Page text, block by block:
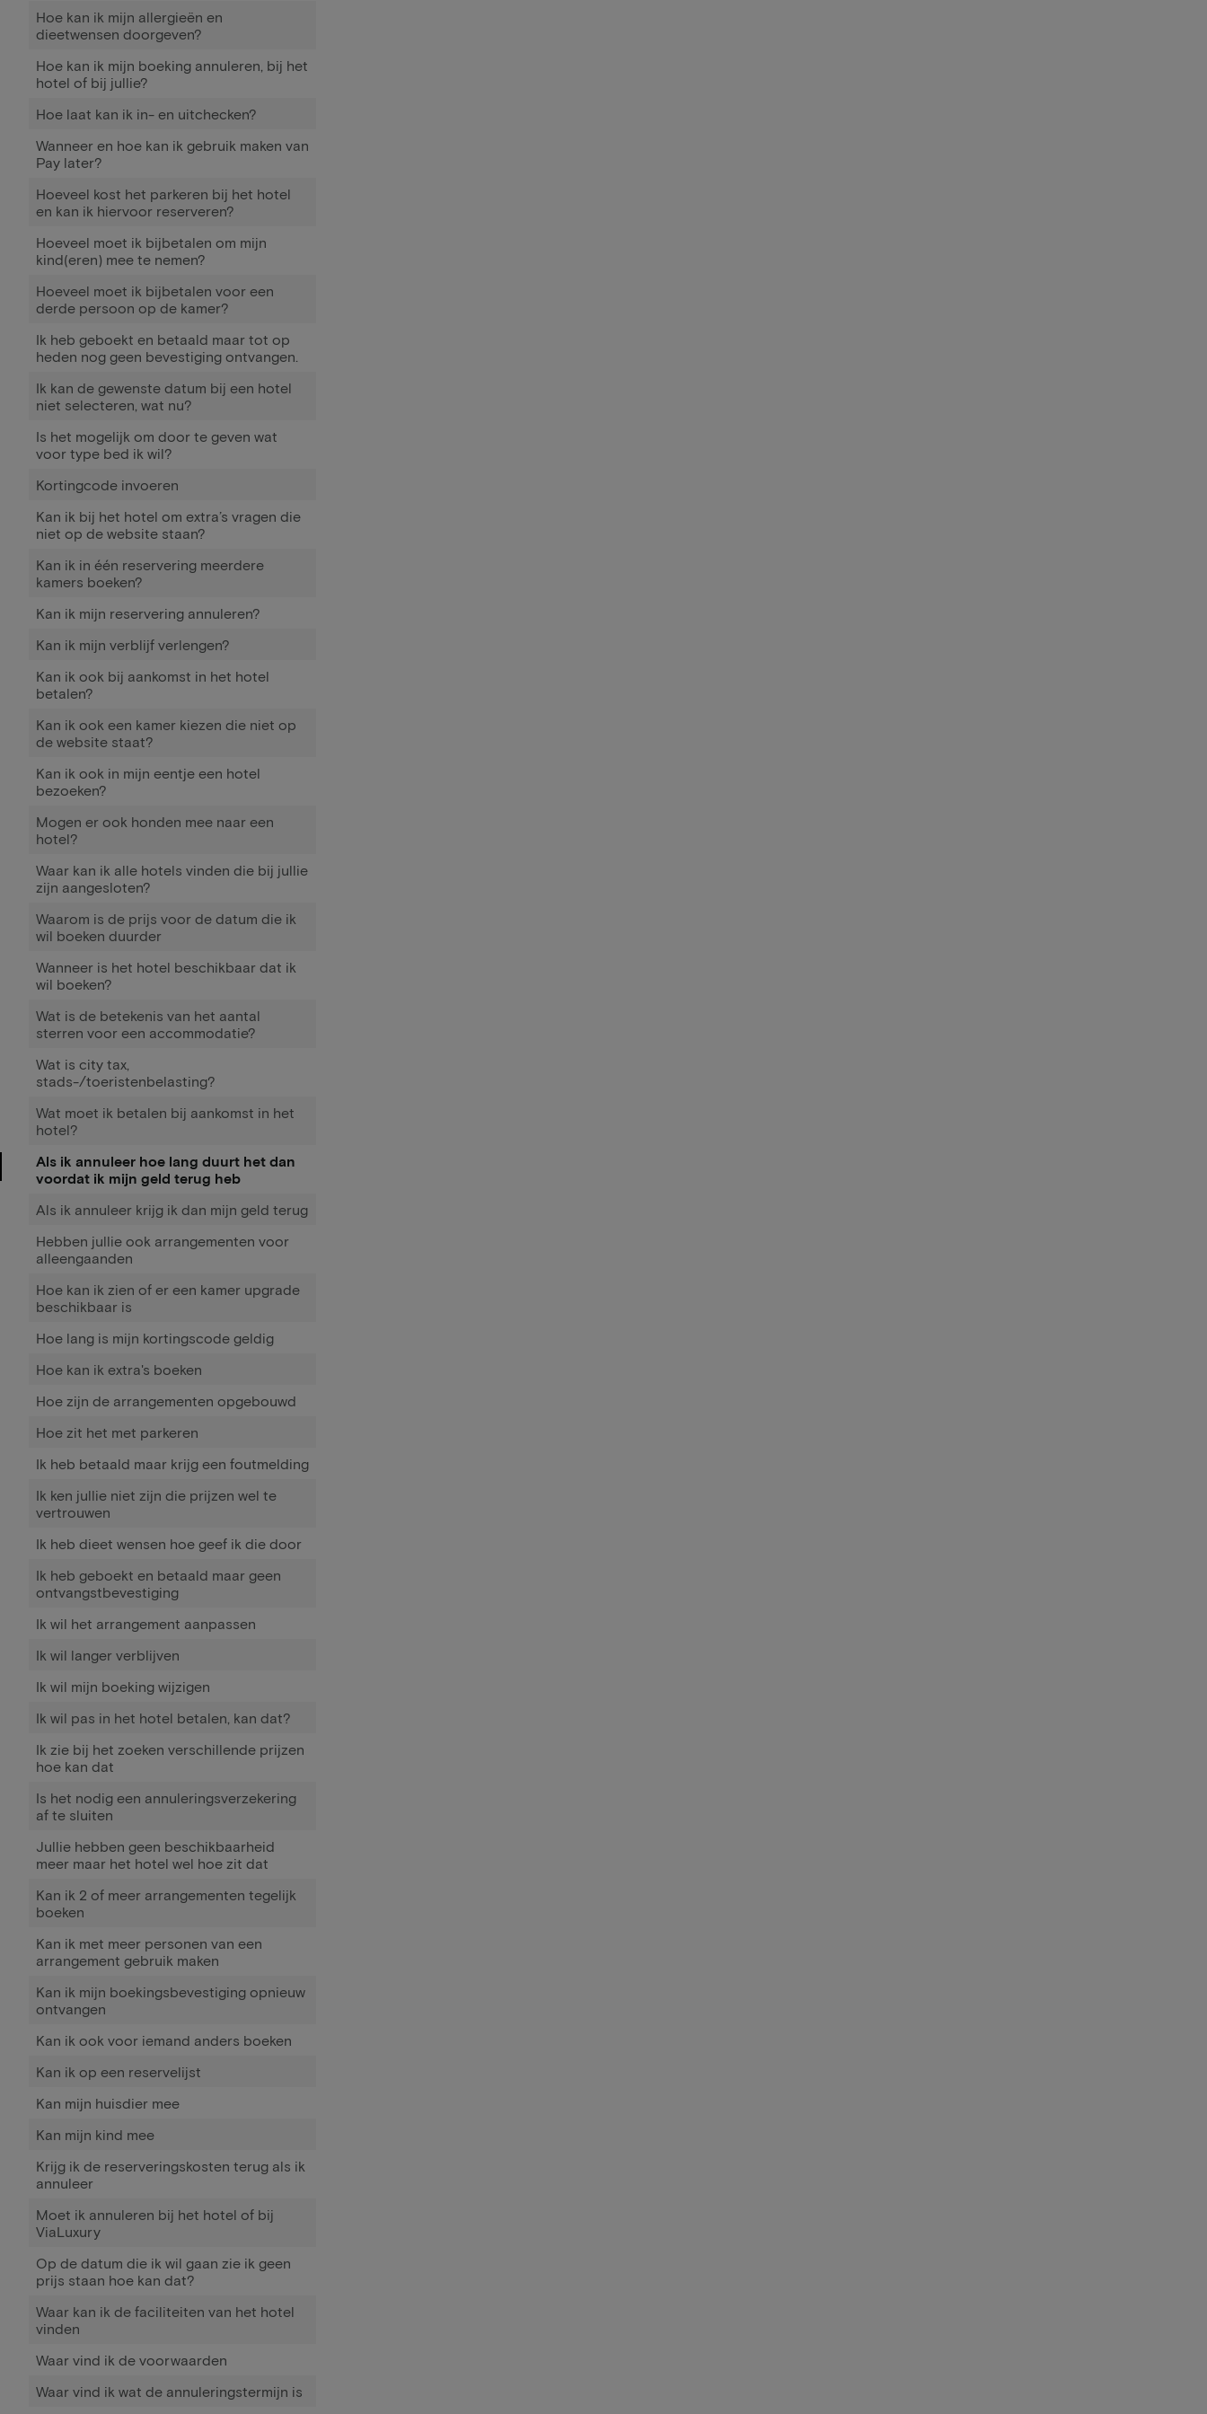
Hoe kan ik mijn allergieën en
dieetwensen doorgeven?
Hoe kan ik mijn boeking annuleren, bij het
hotel of bij jullie?
Hoe laat kan ik in- en uitchecken?
Wanneer en hoe kan ik gebruik maken van
Pay later?
Hoeveel kost het parkeren bij het hotel
en kan ik hiervoor reserveren?
Hoeveel moet ik bijbetalen om mijn
kind(eren) mee te nemen?
Hoeveel moet ik bijbetalen voor een
derde persoon op de kamer?
Ik heb geboekt en betaald maar tot op
heden nog geen bevestiging ontvangen.
Ik kan de gewenste datum bij een hotel
niet selecteren, wat nu?
Is het mogelijk om door te geven wat
voor type bed ik wil?
Kortingcode invoeren
Kan ik bij het hotel om extra’s vragen die
niet op de website staan?
Kan ik in één reservering meerdere
kamers boeken?
Kan ik mijn reservering annuleren?
Kan ik mijn verblijf verlengen?
Kan ik ook bij aankomst in het hotel
betalen?
Kan ik ook een kamer kiezen die niet op
de website staat?
Kan ik ook in mijn eentje een hotel
bezoeken?
Mogen er ook honden mee naar een
hotel?
Waar kan ik alle hotels vinden die bij jullie
zijn aangesloten?
Waarom is de prijs voor de datum die ik
wil boeken duurder
Wanneer is het hotel beschikbaar dat ik
wil boeken?
Wat is de betekenis van het aantal
sterren voor een accommodatie?
Wat is city tax,
stads-/toeristenbelasting?
Wat moet ik betalen bij aankomst in het
hotel?
Als ik annuleer hoe lang duurt het dan
voordat ik mijn geld terug heb
Als ik annuleer krijg ik dan mijn geld terug
Hebben jullie ook arrangementen voor
alleengaanden
Hoe kan ik zien of er een kamer upgrade
beschikbaar is
Hoe lang is mijn kortingscode geldig
Hoe kan ik extra's boeken
Hoe zijn de arrangementen opgebouwd
Hoe zit het met parkeren
Ik heb betaald maar krijg een foutmelding
Ik ken jullie niet zijn die prijzen wel te
vertrouwen
Ik heb dieet wensen hoe geef ik die door
Ik heb geboekt en betaald maar geen
ontvangstbevestiging
Ik wil het arrangement aanpassen
Ik wil langer verblijven
Ik wil mijn boeking wijzigen
Ik wil pas in het hotel betalen, kan dat?
Ik zie bij het zoeken verschillende prijzen
hoe kan dat
Is het nodig een annuleringsverzekering
af te sluiten
Jullie hebben geen beschikbaarheid
meer maar het hotel wel hoe zit dat
Kan ik 2 of meer arrangementen tegelijk
boeken
Kan ik met meer personen van een
arrangement gebruik maken
Kan ik mijn boekingsbevestiging opnieuw
ontvangen
Kan ik ook voor iemand anders boeken
Kan ik op een reservelijst
Kan mijn huisdier mee
Kan mijn kind mee
Krijg ik de reserveringskosten terug als ik
annuleer
Moet ik annuleren bij het hotel of bij
ViaLuxury
Op de datum die ik wil gaan zie ik geen
prijs staan hoe kan dat?
Waar kan ik de faciliteiten van het hotel
vinden
Waar vind ik de voorwaarden
Waar vind ik wat de annuleringstermijn is